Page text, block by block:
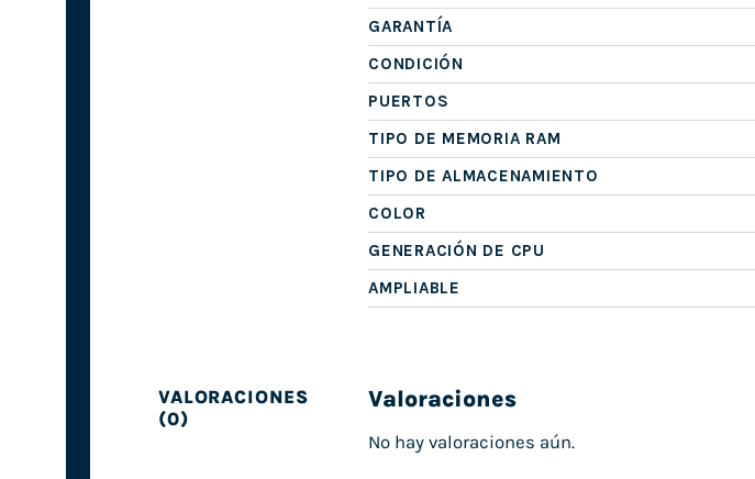
GARANTÍA
CONDICIÓN
PUERTOS
TIPO DE MEMORIA RAM
TIPO DE ALMACENAMIENTO
COLOR
GENERACIÓN DE CPU
AMPLIABLE
VALORACIONES
(0)
Valoraciones
No hay valoraciones aún.